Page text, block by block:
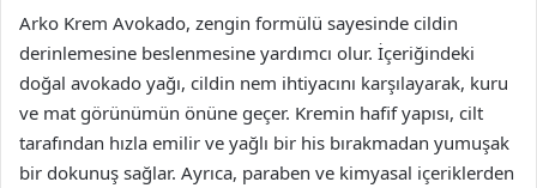
Arko Krem Avokado, zengin formülü sayesinde cildin
derinlemesine beslenmesine yardımcı olur. İçeriğindeki
doğal avokado yağı, cildin nem ihtiyacını karşılayarak, kuru
ve mat görünümün önüne geçer. Kremin hafif yapısı, cilt
tarafından hızla emilir ve yağlı bir his bırakmadan yumuşak
bir dokunuş sağlar. Ayrıca, paraben ve kimyasal içeriklerden